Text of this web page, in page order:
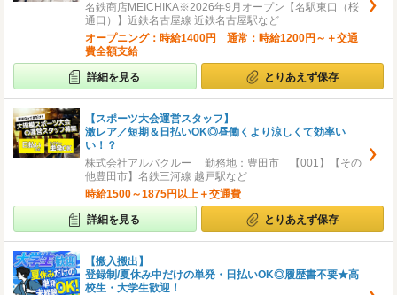
名鉄商店MEICHIKA※2026年9月オープン【名駅東口（桜
通口）】近鉄名古屋線 近鉄名古屋駅など
オープニング：時給1400円 通常：時給1200円～＋交通
費全額支給
詳細を見る とりあえず保存
【スポーツ大会運営スタッフ】
激レア／短期＆日払いOK◎昼働くより涼しくて効率い
い！？
株式会社アルバクルー 勤務地：豊田市 【001】【その
他豊田市】名鉄三河線 越戸駅など
時給1500～1875円以上＋交通費
詳細を見る とりあえず保存
【搬入搬出】
登録制/夏休み中だけの単発・日払いOK◎履歴書不要★高
校生・大学生歓迎！